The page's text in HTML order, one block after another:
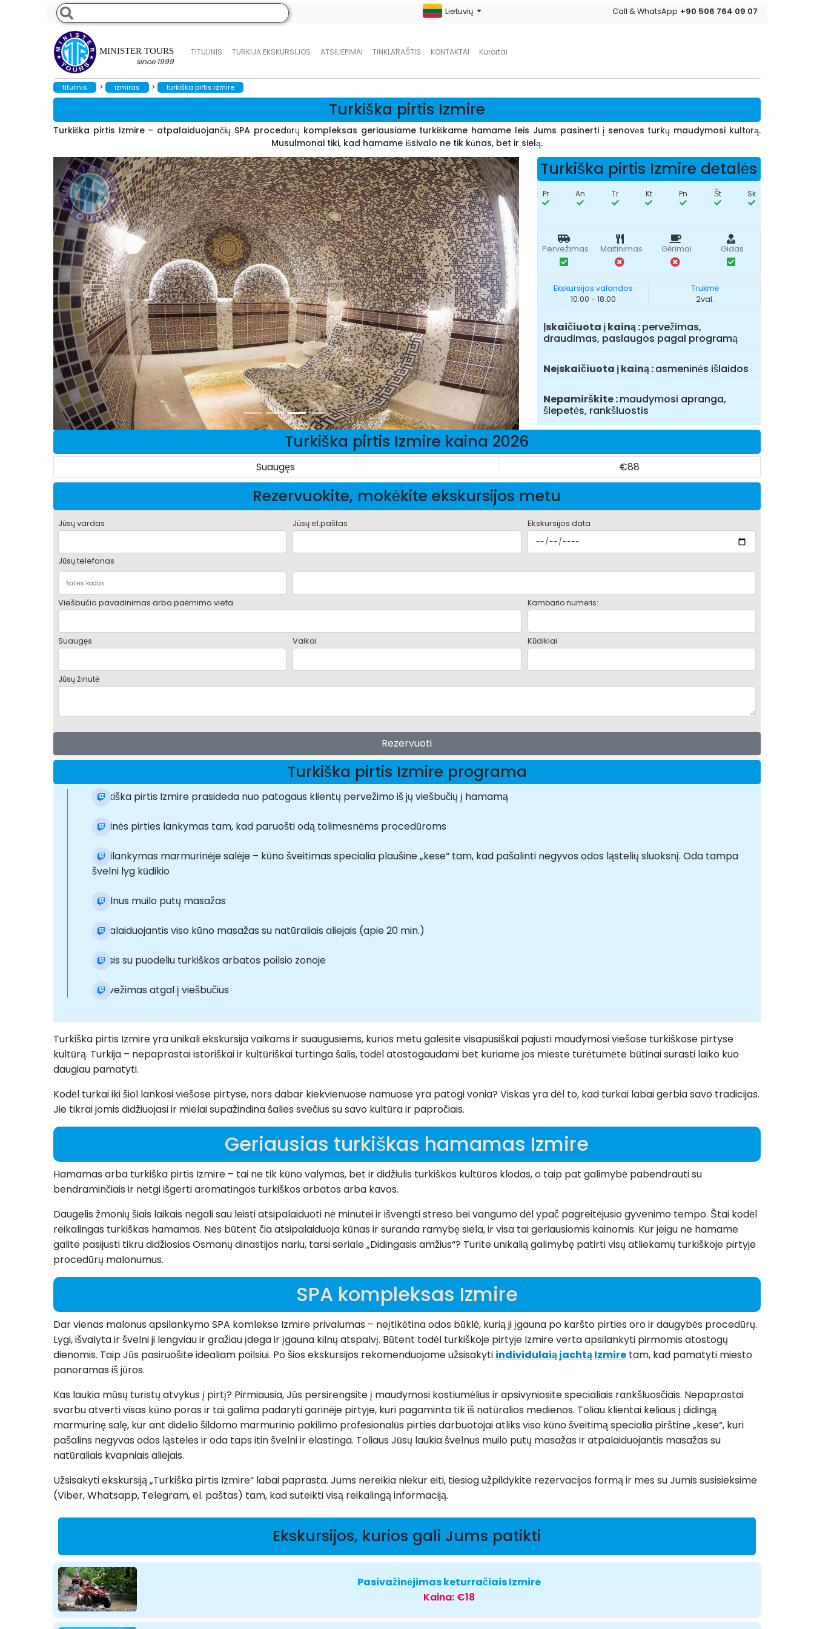
MINISTER TOURS
since 1999
TITULINIS TURKIJA EKSKURSIJOS ATSILIEPIMAI TINKLARAŠTIS KONTAKTAI Kurortai
Lietuvių Call & WhatsApp +90 506 764 09 07
titulinis > izmiras > turkiška pirtis izmire
Turkiška pirtis Izmire
Turkiška pirtis Izmire – atpalaiduojančių SPA procedūrų kompleksas geriausiame turkiškame hamame leis Jums pasinerti į senovės turkų maudymosi kultūrą.
Musulmonai tiki, kad hamame išsivalo ne tik kūnas, bet ir sielą.
Turkiška pirtis Izmire detalės
Pr An Tr Kt Pn Št Sk
Pervežimas Maitinimas Gėrimai Gidas
Ekskursijos valandos
10:00 - 18:00
Trukmė
2val.
Įskaičiuota į kainą pervežimas,
draudimas, paslaugos pagal programą
Neįskaičiuota į kainą asmeninės išlaidos
Nepamirškite maudymosi apranga,
šlepetės, rankšluostis
Turkiška pirtis Izmire kaina 2026
Suaugęs €88
Rezervuokite, mokėkite ekskursijos metu
Jūsų vardas Jūsų el.paštas Ekskursijos data
Jūsų telefonas
Viešbučio pavadinimas arba paėmimo vieta Kambario numeris:
Suaugęs Vaikai Kūdikiai
Jūsų žinutė
Rezervuoti
Turkiška pirtis Izmire programa
Turkiška pirtis Izmire prasideda nuo patogaus klientų pervežimo iš jų viešbučių į hamamą
Garinės pirties lankymas tam, kad paruošti odą tolimesnėms procedūroms
Apsilankymas marmurinėje salėje – kūno šveitimas specialia plaušine „kese“ tam, kad pašalinti negyvos odos ląstelių sluoksnį. Oda tampa
švelni lyg kūdikio
Švelnus muilo putų masažas
Atpalaiduojantis viso kūno masažas su natūraliais aliejais (apie 20 min.)
Poilsis su puodeliu turkiškos arbatos poilsio zonoje
Pervežimas atgal į viešbučius
Turkiška pirtis Izmire yra unikali ekskursija vaikams ir suaugusiems, kurios metu galėsite visapusiškai pajusti maudymosi viešose turkiškose pirtyse
kultūrą. Turkija – nepaprastai istoriškai ir kultūriškai turtinga šalis, todėl atostogaudami bet kuriame jos mieste turėtumėte būtinai surasti laiko kuo
daugiau pamatyti.
Kodėl turkai iki šiol lankosi viešose pirtyse, nors dabar kiekvienuose namuose yra patogi vonia? Viskas yra dėl to, kad turkai labai gerbia savo tradicijas.
Jie tikrai jomis didžiuojasi ir mielai supažindina šalies svečius su savo kultūra ir papročiais.
Geriausias turkiškas hamamas Izmire
Hamamas arba turkiška pirtis Izmire – tai ne tik kūno valymas, bet ir didžiulis turkiškos kultūros klodas, o taip pat galimybė pabendrauti su
bendraminčiais ir netgi išgerti aromatingos turkiškos arbatos arba kavos.
Daugelis žmonių šiais laikais negali sau leisti atsipalaiduoti nė minutei ir išvengti streso bei vangumo dėl ypač pagreitėjusio gyvenimo tempo. Štai kodėl
reikalingas turkiškas hamamas. Nes būtent čia atsipalaiduoja kūnas ir suranda ramybę siela, ir visa tai geriausiomis kainomis. Kur jeigu ne hamame
galite pasijusti tikru didžiosios Osmanų dinastijos nariu, tarsi seriale „Didingasis amžius“? Turite unikalią galimybę patirti visų atliekamų turkiškoje pirtyje
procedūrų malonumus.
SPA kompleksas Izmire
Dar vienas malonus apsilankymo SPA komlekse Izmire privalumas – neįtikėtina odos būklė, kurią ji įgauna po karšto pirties oro ir daugybės procedūrų.
Lygi, išvalyta ir švelni ji lengviau ir gražiau įdega ir įgauna kilnų atspalvį. Būtent todėl turkiškoje pirtyje Izmire verta apsilankyti pirmomis atostogų
dienomis. Taip Jūs pasiruošite idealiam poilsiui. Po šios ekskursijos rekomenduojame užsisakyti individulaią jachtą Izmiretam, kad pamatyti miesto
panoramas iš jūros.
Kas laukia mūsų turistų atvykus į pirtį? Pirmiausia, Jūs persirengsite į maudymosi kostiumėlius ir apsivyniosite specialiais rankšluosčiais. Nepaprastai
svarbu atverti visas kūno poras ir tai galima padaryti garinėje pirtyje, kuri pagaminta tik iš natūralios medienos. Toliau klientai keliaus į didingą
marmurinę salę, kur ant didelio šildomo marmurinio pakilimo profesionalūs pirties darbuotojai atliks viso kūno šveitimą specialia pirštine „kese“, kuri
pašalins negyvas odos ląsteles ir oda taps itin švelni ir elastinga. Toliaus Jūsų laukia švelnus muilo putų masažas ir atpalaiduojantis masažas su
natūraliais kvapniais aliejais.
Užsisakyti ekskursiją „Turkiška pirtis Izmire“ labai paprasta. Jums nereikia niekur eiti, tiesiog užpildykite rezervacijos formą ir mes su Jumis susisieksime
(Viber, Whatsapp, Telegram, el. paštas) tam, kad suteikti visą reikalingą informaciją.
Ekskursijos, kurios gali Jums patikti
Pasivažinėjimas keturračiais Izmire
Kaina: €18